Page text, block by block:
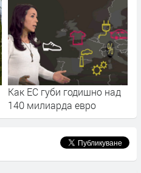
Как ЕС губи годишно над
140 милиарда евро